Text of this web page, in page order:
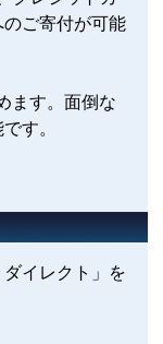
ご寄付が可能
ます。面倒な
す。
イレクト」を